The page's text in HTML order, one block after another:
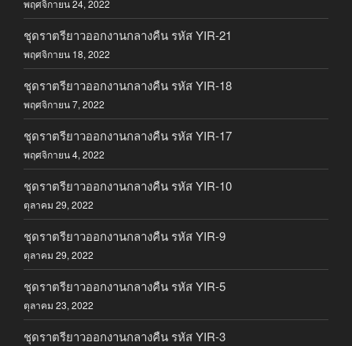
พฤศจิกายน 24, 2022
ชุดราตรียาวออกงานกลางคืน รหัส YIR-21
พฤศจิกายน 18, 2022
ชุดราตรียาวออกงานกลางคืน รหัส YIR-18
พฤศจิกายน 7, 2022
ชุดราตรียาวออกงานกลางคืน รหัส YIR-17
พฤศจิกายน 4, 2022
ชุดราตรียาวออกงานกลางคืน รหัส YIR-10
ตุลาคม 29, 2022
ชุดราตรียาวออกงานกลางคืน รหัส YIR-9
ตุลาคม 29, 2022
ชุดราตรียาวออกงานกลางคืน รหัส YIR-5
ตุลาคม 23, 2022
ชุดราตรียาวออกงานกลางคืน รหัส YIR-3